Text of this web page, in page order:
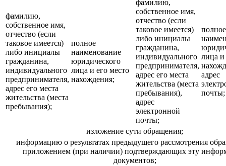
фамилию,
собственное имя,
отчество (если
таковое имеется)
либо инициалы
гражданина,
индивидуального
предпринимателя,
адрес его места
жительства (места
пребывания);
полное
наименование
юридического
лица и его место
нахождения;
фамилию,
собственное имя,
отчество (если
таковое имеется)
либо инициалы
гражданина,
индивидуального
предпринимателя,
адрес его места
жительства (места
пребывания),
адрес
электронной
почты;
полное
лица и
адрес
почты;
изложение сути обращения;
информацию о результатах предыдущего рассмотрения
приложением (при наличии) подтверждающих эту
документов;